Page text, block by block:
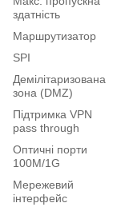
здатність
Маршрутизатор
SPI
Демілітаризована
зона (DMZ)
Підтримка VPN
pass through
Оптичні порти
100M/1G
Мережевий
інтерфейс